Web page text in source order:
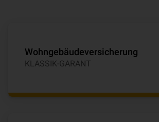
Wohngebäudeversicherung
KLASSIK-GARANT